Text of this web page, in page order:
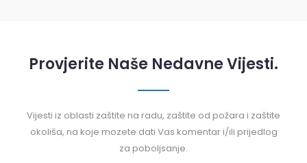
Provjerite Naše Nedavne Vijesti.
Vijesti iz oblasti zaštite na radu, zaštite od požara i zaštite
okoliša, na koje mozete dati Vas komentar i/ili prijedlog
za poboljsanje.